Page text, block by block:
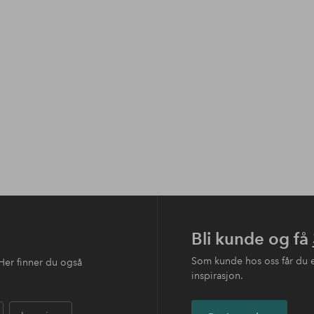
finner du også
Bli kunde og få
Som kunde hos oss får du
inspirasjon.